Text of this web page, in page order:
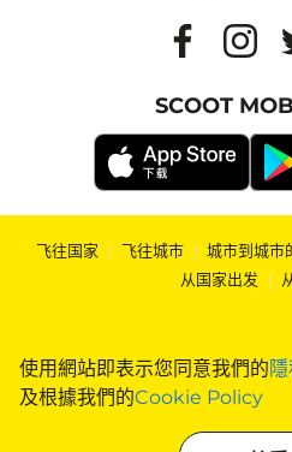
使用網站即表示您同意我們的
及根據我們的Cookie Policy
SCOOT
飞往国家 | 飞往城市 | 城市到城市
从国家出发 |